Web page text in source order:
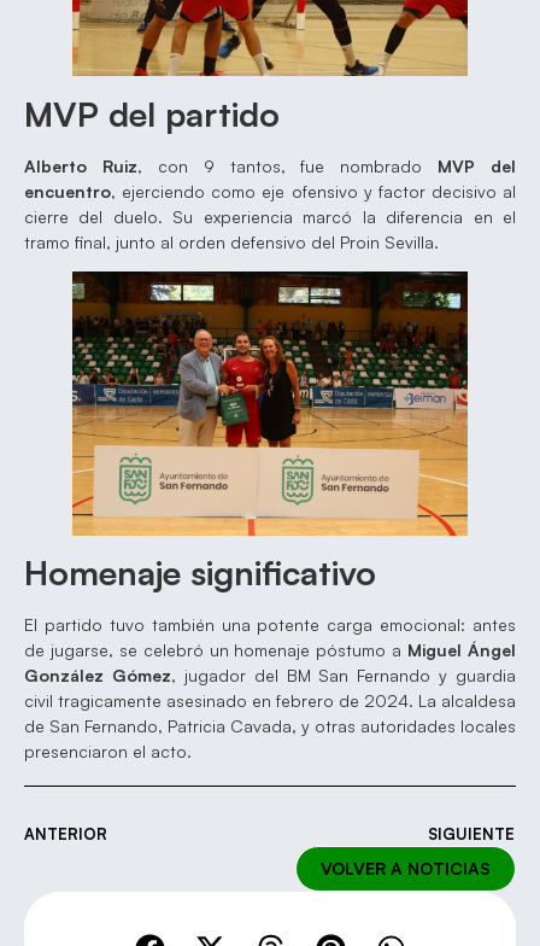
MVP del partido
Alberto Ruiz, con 9 tantos, fue nombrado MVP del
encuentro, ejerciendo como eje ofensivo y factor decisivo al
cierre del duelo. Su experiencia marcó la diferencia en el
tramo final, junto al orden defensivo del Proin Sevilla.
Homenaje significativo
El partido tuvo también una potente carga emocional: antes
de jugarse, se celebró un homenaje póstumo a Miguel Ángel
González Gómez, jugador del BM San Fernando y guardia
civil tragicamente asesinado en febrero de 2024. La alcaldesa
de San Fernando, Patricia Cavada, y otras autoridades locales
presenciaron el acto.
ANTERIOR SIGUIENTE
VOLVER A NOTICIAS